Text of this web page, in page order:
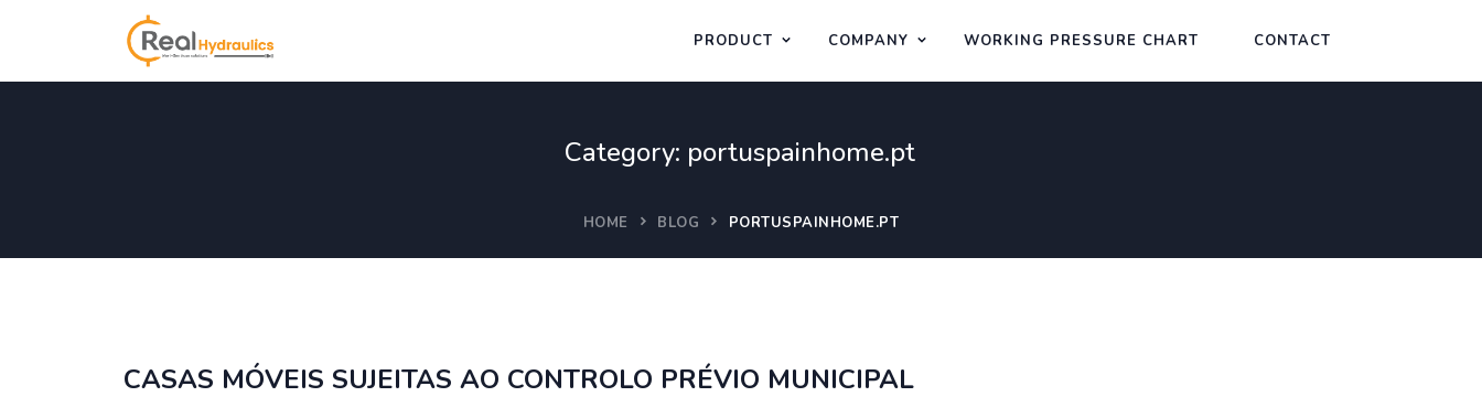
PRODUCT COMPANY WORKING PRESSURE CHART CONTACT
Category: portuspainhome.pt
HOME BLOG PORTUSPAINHOME.PT
CASAS MÓVEIS SUJEITAS AO CONTROLO PRÉVIO MUNICIPAL